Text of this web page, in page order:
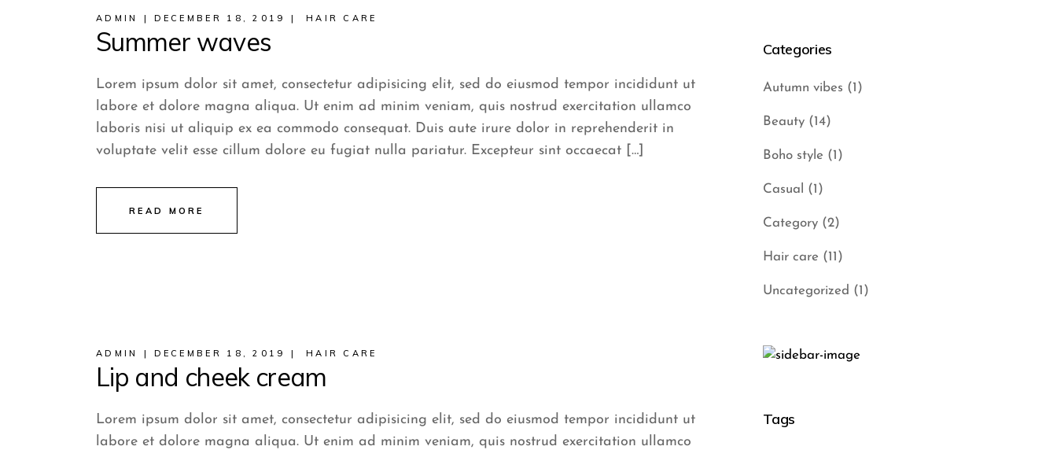
ADMIN DECEMBER 18, 2019 HAIR CARE
Summer waves
Lorem ipsum dolor sit amet, consectetur adipisicing elit, sed do eiusmod tempor incididunt ut
labore et dolore magna aliqua. Ut enim ad minim veniam, quis nostrud exercitation ullamco
laboris nisi ut aliquip ex ea commodo consequat. Duis aute irure dolor in reprehenderit in
voluptate velit esse cillum dolore eu fugiat nulla pariatur. Excepteur sint occaecat […]
READ MORE
ADMIN DECEMBER 18, 2019 HAIR CARE
Lip and cheek cream
Lorem ipsum dolor sit amet, consectetur adipisicing elit, sed do eiusmod tempor incididunt ut
labore et dolore magna aliqua. Ut enim ad minim veniam, quis nostrud exercitation ullamco
Categories
Autumn vibes (1)
Beauty(14)
Boho style (1)
Casual (1)
Category(2)
Hair care (11)
Uncategorized (1)
Tags